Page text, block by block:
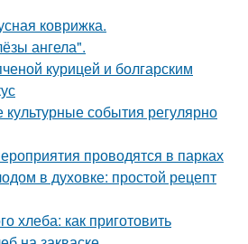
коврижка.
ангела".
курицей и болгарским
события регулярно
проводятся в парках
в духовке: простой рецепт
хлеба: как приготовить